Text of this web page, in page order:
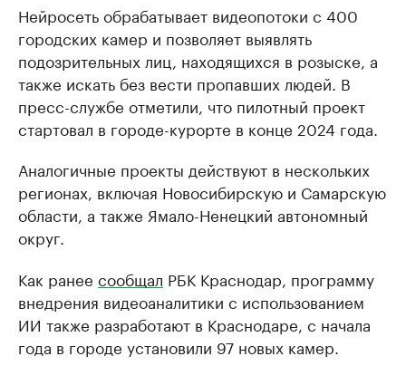
Нейросеть обрабатывает видеопотоки с 400
городских камер и позволяет выявлять
подозрительных лиц, находящихся в розыске, а
также искать без вести пропавших людей. В
пресс-службе отметили, что пилотный проект
стартовал в городе-курорте в конце 2024 года.
Аналогичные проекты действуют в нескольких
регионах, включая Новосибирскую и Самарскую
области, а также Ямало-Ненецкий автономный
округ.
Как ранее сообщал РБК Краснодар, программу
внедрения видеоаналитики с использованием
ИИ также разработают в Краснодаре, с начала
года в городе установили 97 новых камер.